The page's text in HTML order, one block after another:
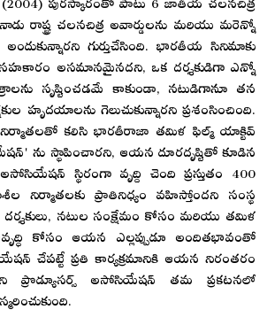
రాష్ట్ర చలనచిత్ర అవార్డులను మరియు మరెన్నో
గుర్తుచేసింది. భారతీయ సినిమాకు
అసమానమైనదని, ఒక దర్శకుడిగా ఎన్నో
సృష్టించడమే కాకుండా, నటుడిగానూ తన
హృదయాలను గెలుచుకున్నారని ప్రశంసించింది.
నిర్మాతలతో కలిసి భారతీరాజా తమిళ ఫిల్మ్ యాక్టివ్
ను స్థాపించారని, ఆయన దూరదృష్టితో కూడిన
స్థిరంగా వృద్ది చెంది ప్రస్తుతం 400
నిర్మాతలకు ప్రాతినిధ్యం వహిస్తోందని సంస్థ
నటుల సంక్షేమం కోసం మరియు తమిళ
కోసం ఆయన ఎల్లప్పుడూ అందితభావంతో
చేపట్టే ప్రతి కార్యక్రమానికి ఆయన నిరంతరం
ప్రొడ్యూసర్స్ అసోసియేషన్ తమ ప్రకటనలో